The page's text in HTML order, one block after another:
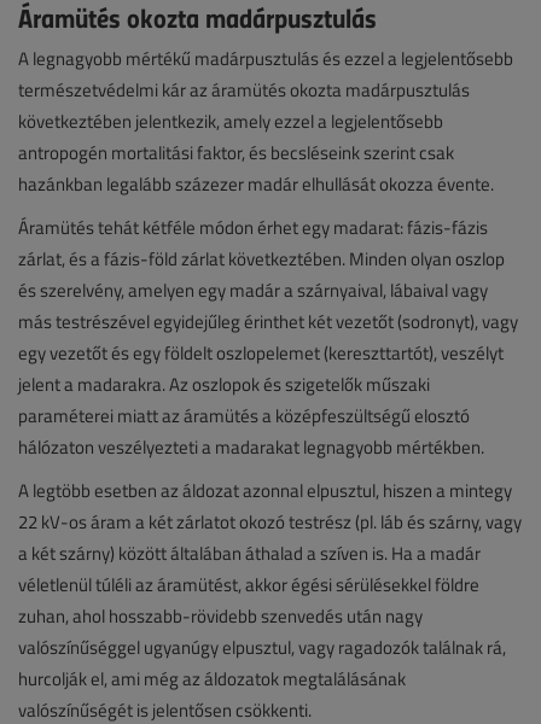
Áramütés okozta madárpusztulás
A legnagyobb mértékű madárpusztulás és ezzel a legjelentősebb
természetvédelmi kár az áramütés okozta madárpusztulás
következtében jelentkezik, amely ezzel a legjelentősebb
antropogén mortalitási faktor, és becsléseink szerint csak
hazánkban legalább százezer madár elhullását okozza évente.
Áramütés tehát kétféle módon érhet egy madarat: fázis-fázis
zárlat, és a fázis-föld zárlat következtében. Minden olyan oszlop
és szerelvény, amelyen egy madár a szárnyaival, lábaival vagy
más testrészével egyidejűleg érinthet két vezetőt (sodronyt), vagy
egy vezetőt és egy földelt oszlopelemet (kereszttartót), veszélyt
jelent a madarakra. Az oszlopok és szigetelők műszaki
paraméterei miatt az áramütés a középfeszültségű elosztó
hálózaton veszélyezteti a madarakat legnagyobb mértékben.
A legtöbb esetben az áldozat azonnal elpusztul, hiszen a mintegy
22 kV-os áram a két zárlatot okozó testrész (pl. láb és szárny, vagy
a két szárny) között általában áthalad a szíven is. Ha a madár
véletlenül túléli az áramütést, akkor égési sérülésekkel földre
zuhan, ahol hosszabb-rövidebb szenvedés után nagy
valószínűséggel ugyanúgy elpusztul, vagy ragadozók találnak rá,
hurcolják el, ami még az áldozatok megtalálásának
valószínűségét is jelentősen csökkenti.